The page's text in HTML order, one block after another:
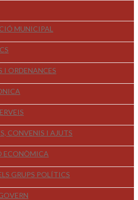
MUNICIPAL
I ORDENANCES
CONVENIS I AJUTS
ECONÒMICA
GRUPS POLÍTICS